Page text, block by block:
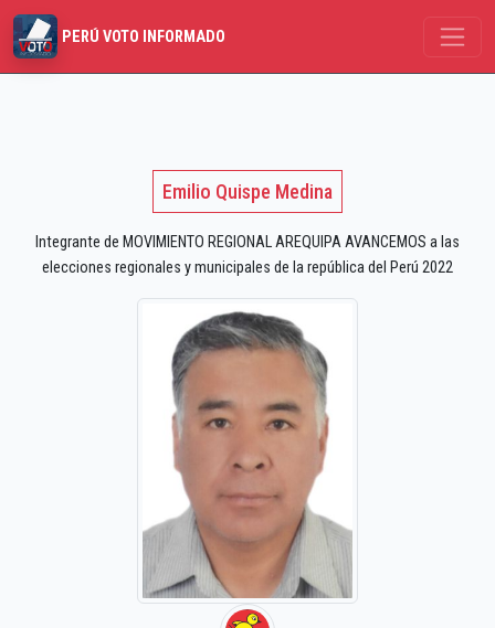
PERÚ VOTO INFORMADO
Emilio Quispe Medina
Integrante de MOVIMIENTO REGIONAL AREQUIPA AVANCEMOS a las
elecciones regionales y municipales de la república del Perú 2022